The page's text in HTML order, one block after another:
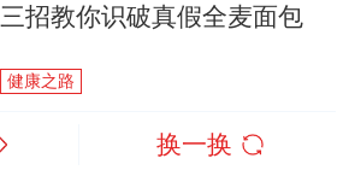
三招教你识破真假全麦面包
健康之路
换一换